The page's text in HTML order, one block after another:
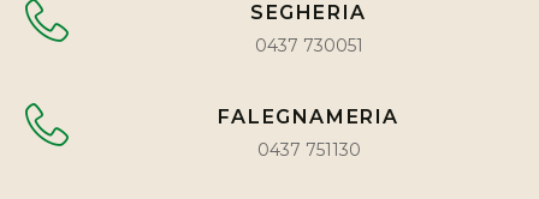
SEGHERIA
0437 730051
FALEGNAMERIA
0437 751130